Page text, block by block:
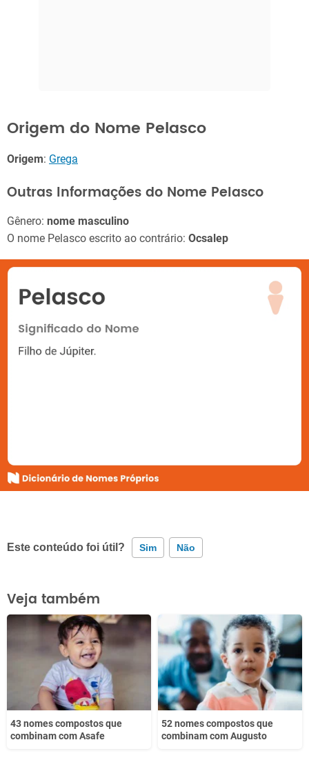
Origem do Nome Pelasco
Origem: Grega
Outras Informações do Nome Pelasco
Gênero: nome masculino
O nome Pelasco escrito ao contrário: Ocsalep
Este conteúdo foi útil? Sim Não
Este conteúdo contém informação incorreta
Este conteúdo não tem a informação que procuro
Veja também
43 nomes compostos que
combinam com Asafe
52 nomes compostos que
combinam com Augusto